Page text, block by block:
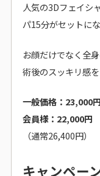
人気の3Dフェイシ
パ15分がセットに
お顔だけでなく全
術後のスッキリ感
一般価格：23,000円
会員様：22,000円
（通常26,400円）
キャンペー